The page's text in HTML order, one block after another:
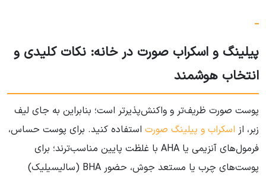
پیلینگ و اسکراب صورت در خانه: نکات کلیدی و
انتخاب هوشمند
پوست صورت ظریف‌تر و واکنش‌پذیرتر است؛ بنابراین به جای لیف
زبر، از اسکراب و پیلینگ صورت استفاده کنید. برای پوست حساس،
فرمول‌های آنزیمی یا AHA با غلظت پایین مناسب‌ترند؛ برای
پوست‌های چرب یا مستعد جوش، حضور BHA (سالیسیلیک)